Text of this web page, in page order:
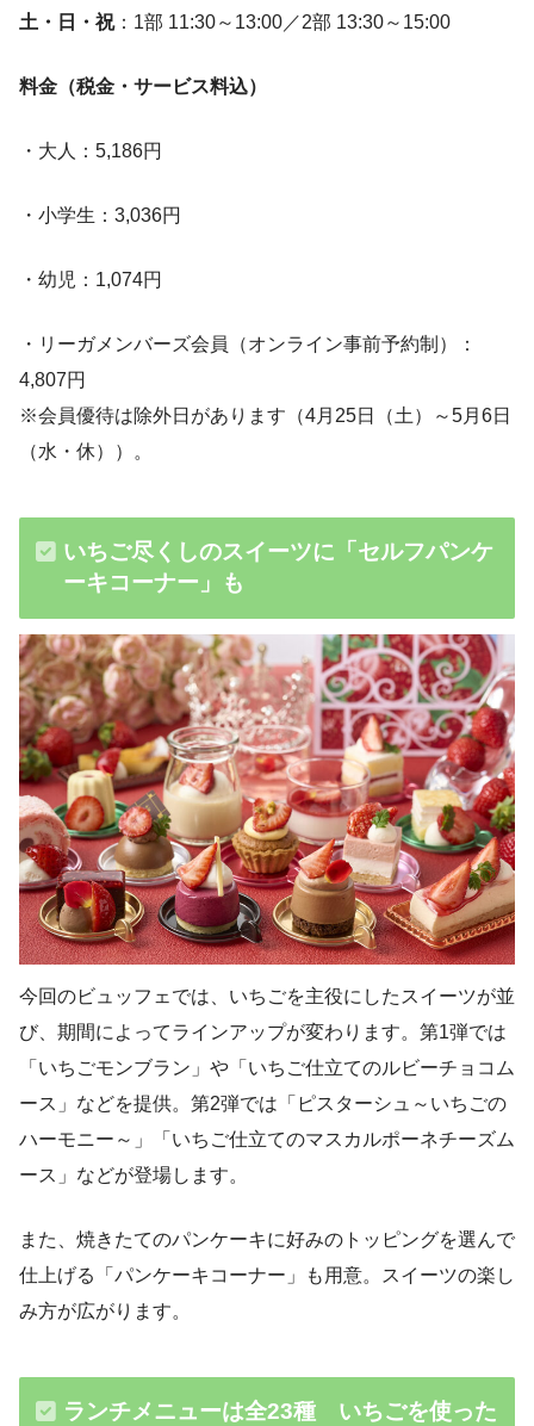
土・日・祝：1部 11:30～13:00／2部 13:30～15:00
料金（税金・サービス料込）
・大人：5,186円
・小学生：3,036円
・幼児：1,074円
・リーガメンバーズ会員（オンライン事前予約制）：
4,807円
※会員優待は除外日があります（4月25日（土）～5月6日
（水・休））。
いちご尽くしのスイーツに「セルフパンケ
ーキコーナー」も
今回のビュッフェでは、いちごを主役にしたスイーツが並
び、期間によってラインアップが変わります。第1弾では
「いちごモンブラン」や「いちご仕立てのルビーチョコム
ース」などを提供。第2弾では「ピスターシュ～いちごの
ハーモニー～」「いちご仕立てのマスカルポーネチーズム
ース」などが登場します。
また、焼きたてのパンケーキに好みのトッピングを選んで
仕上げる「パンケーキコーナー」も用意。スイーツの楽し
み方が広がります。
ランチメニューは全23種 いちごを使った